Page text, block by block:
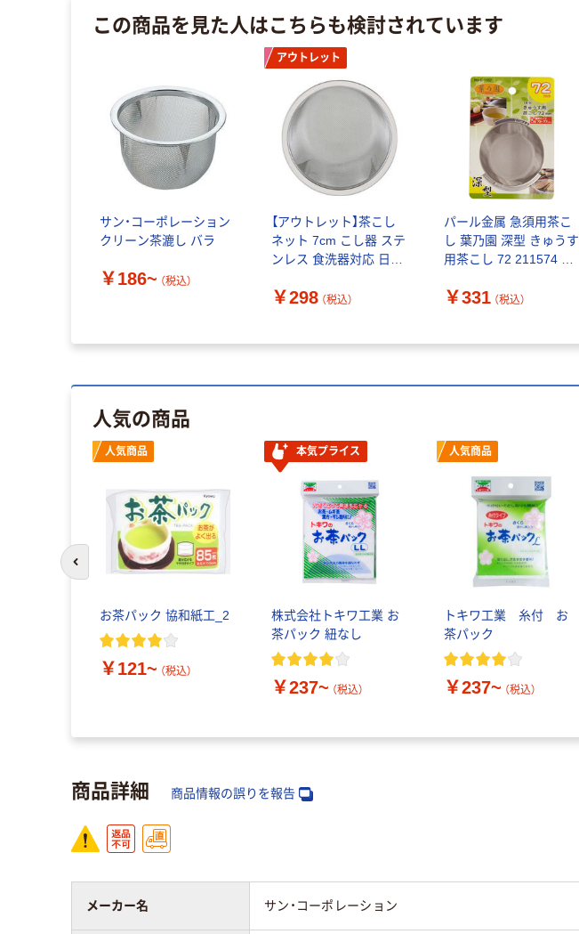
この商品を見た人はこちらも検討されています
サン・コーポレーション
クリーン茶漉し バラ
￥186~ （税込）
アウトレット
【アウトレット】茶こし
ネット 7cm こし器 ステ
ンレス 食洗器対応 日本
貝印
￥298 （税込）
パール金属 急須用茶こ
し 葉乃園 深型 きゅうす
用茶こし 72 211574 1
￥331 （税込）
人気の商品
人気商品
お茶パック 協和紙工_2
￥121~ （税込）
本気プライス
株式会社トキワ工業 お
茶パック 紐なし
￥237~ （税込）
人気商品
トキワ工業 糸付 お
茶パック
￥237~ （税込）
前のスライドへ
商品詳細 商品情報の誤りを報告
メーカー名 サン・コーポレーション